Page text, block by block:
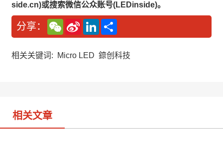
side.cn)或搜索微信公众账号(LEDinside)。
分享：
W
e
C
a
S
n
W
L
n
e
相关关键词: Micro LED 錼创科技
相关文章